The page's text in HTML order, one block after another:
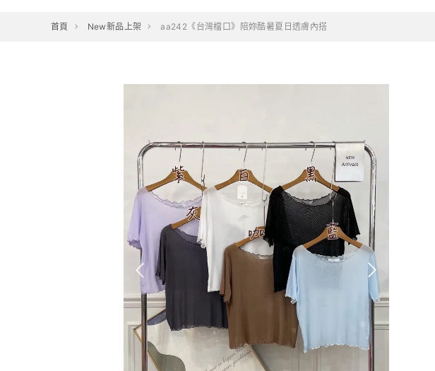
首頁 New新品上架 aa242《台灣檔口》陪妳酷暑夏日透膚內搭